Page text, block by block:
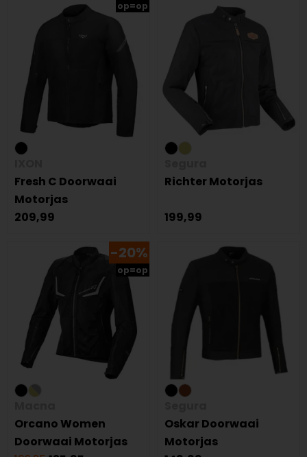
op=op
Fresh C Doorwaai
Motorjas
209,99
Richter Motorjas
199,99
-20%
op=op
Orcano Women
Doorwaai Motorjas
Oskar Doorwaai
Motorjas